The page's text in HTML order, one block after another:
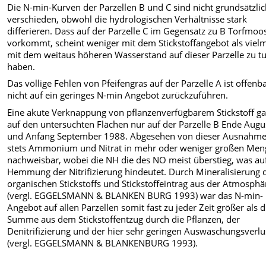
Die N-min-Kurven der Parzellen B und C sind nicht
verschieden, obwohl die hydrologischen Verhältnisse stark
differieren. Dass auf der Parzelle C im Gegensatz zu B
vorkommt, scheint weniger mit dem Stickstoffangebot als
mit dem weitaus höheren Wasserstand auf dieser Parzelle zu
haben.
Das völlige Fehlen von Pfeifengras auf der Parzelle A ist
nicht auf ein geringes N-min Angebot zurückzuführen.
Eine akute Verknappung von pflanzenverfügbarem Stickstoff
auf den untersuchten Flächen nur auf der Parzelle B Ende
und Anfang September 1988. Abgesehen von dieser
stets Ammonium und Nitrat in mehr oder weniger großen
nachweisbar, wobei die NH die des NO meist überstieg, was
Hemmung der Nitrifizierung hindeutet. Durch Mineralisierung
organischen Stickstoffs und Stickstoffeintrag aus der
(vergl. EGGELSMANN & BLANKEN BURG 1993) war das N-min-
Angebot auf allen Parzellen somit fast zu jeder Zeit größer als
Summe aus dem Stickstoffentzug durch die Pflanzen, der
Denitrifizierung und der hier sehr geringen
(vergl. EGGELSMANN & BLANKENBURG 1993).